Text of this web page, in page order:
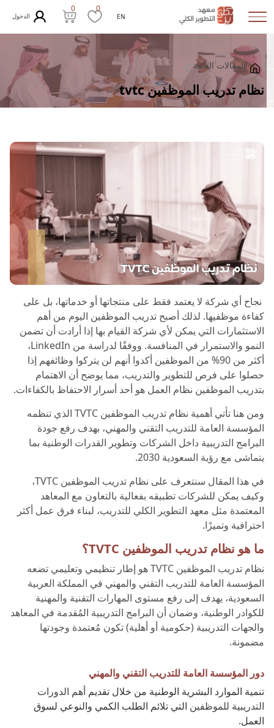
EN
0
0
الدخول
المقالات العامة
نظام تدريب الموظفين tvtc
نجاح أي شركة لا يعتمد فقط على منتجاتها أو خدماتها، بل على
كفاءة موظفيها. لذلك أصبح تدريب الموظفين اليوم من أهم
الاستثمارات التي يمكن لأي شركة القيام بها إذا أرادت أن تضمن
النمو والاستمرار في المنافسة. ووفقًا لدراسة من LinkedIn،
أكثر من 90% من الموظفين أكدوا أنهم لن يتركوا وظائفهم إذا
حصلوا على فرص للتطوير والتدريب، مما يوضح أن الاهتمام
بتدريب الموظفين نظام العمل هو أحد أسرار الاحتفاظ بالكفاءات.
ومن هنا تأتي أهمية نظام تدريب الموظفين TVTC الذي تنظمه
المؤسسة العامة للتدريب التقني والمهني، بهدف رفع جودة
البرامج التدريبية داخل الشركات وتطوير القدرات الوطنية بما
يتماشى مع رؤية السعودية 2030.
في هذا المقال سنتعرف على نظام تدريب الموظفين TVTC،
وكيف يمكن للشركات تطبيقه بفعالية بالتعاون مع المعاهد
المعتمدة مثل معهد التطوير الكلي للتدريب، لبناء فرق عمل أكثر
احترافية وتميزًا.
ما هو نظام تدريب الموظفين TVTC؟
نظام تدريب الموظفين TVTC هو إطار تنظيمي وتعليمي تضعه
المؤسسة العامة للتدريب التقني والمهني في المملكة العربية
السعودية، يهدف إلى رفع مستوى المهارات التقنية والمهنية
للكوادر الوطنية، وضمان أن البرامج التدريبية المُقدمة في المعاهد
والجهات التدريبية (حكومية أو أهلية) تكون مُعتمدة وجودتها
مضمونة.
دور المؤسسة العامة للتدريب التقني والمهني
تنمية الموارد البشرية الوطنية من خلال تقديم أهم الدورات
التدريبية للموظفين التي تلائم الطلب الكمي والنوعي لسوق
العمل.